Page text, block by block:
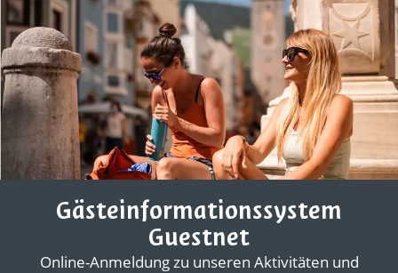
Gästeinformationssystem
Guestnet
Online-Anmeldung zu unseren Aktivitäten und